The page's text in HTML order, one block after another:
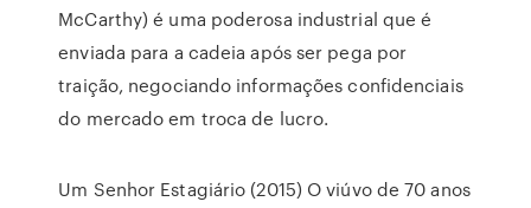
McCarthy) é uma poderosa industrial que é
enviada para a cadeia após ser pega por
traição, negociando informações confidenciais
do mercado em troca de lucro.
Um Senhor Estagiário (2015) O viúvo de 70 anos